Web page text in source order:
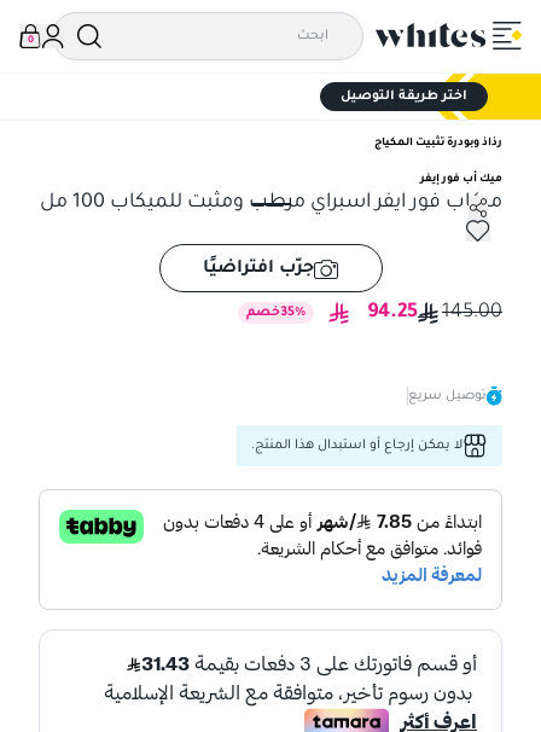
0
اختر طريقة التوصيل
رذاذ وبودرة تثبيت المكياج
ميك أب فور إيفر
ميكاب فور ايفر اسبراي مرطب ومثبت للميكاب 100 مل
ميكاب فور ايفر اسبراي مرطب ومثبت للميكاب 100 مل
جرّب افتراضيًا
145.00
94.25
35% خصم
توصيل سريع
لا يمكن إرجاع أو استبدال هذا المنتج.